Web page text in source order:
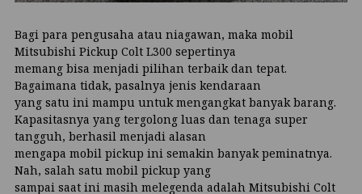
Bagi para pengusaha atau niagawan, maka mobil
Mitsubishi Pickup Colt L300 sepertinya
memang bisa menjadi pilihan terbaik dan tepat.
Bagaimana tidak, pasalnya jenis kendaraan
yang satu ini mampu untuk mengangkat banyak barang.
Kapasitasnya yang tergolong luas dan tenaga super
tangguh, berhasil menjadi alasan
mengapa mobil pickup ini semakin banyak peminatnya.
Nah, salah satu mobil pickup yang
sampai saat ini masih melegenda adalah Mitsubishi Colt